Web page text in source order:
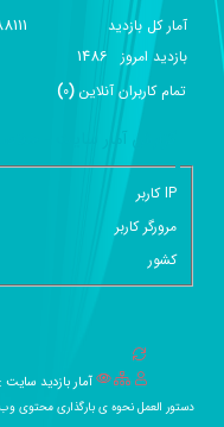
آمار کل بازدید
بازديد امروز 1486
تمام کاربران آنلاين (
0
)
IP کاربر
مرورگر کاربر
کشور
آمار بازدید سایت :
دستور العمل نحوه ی بارگذاری محتوی